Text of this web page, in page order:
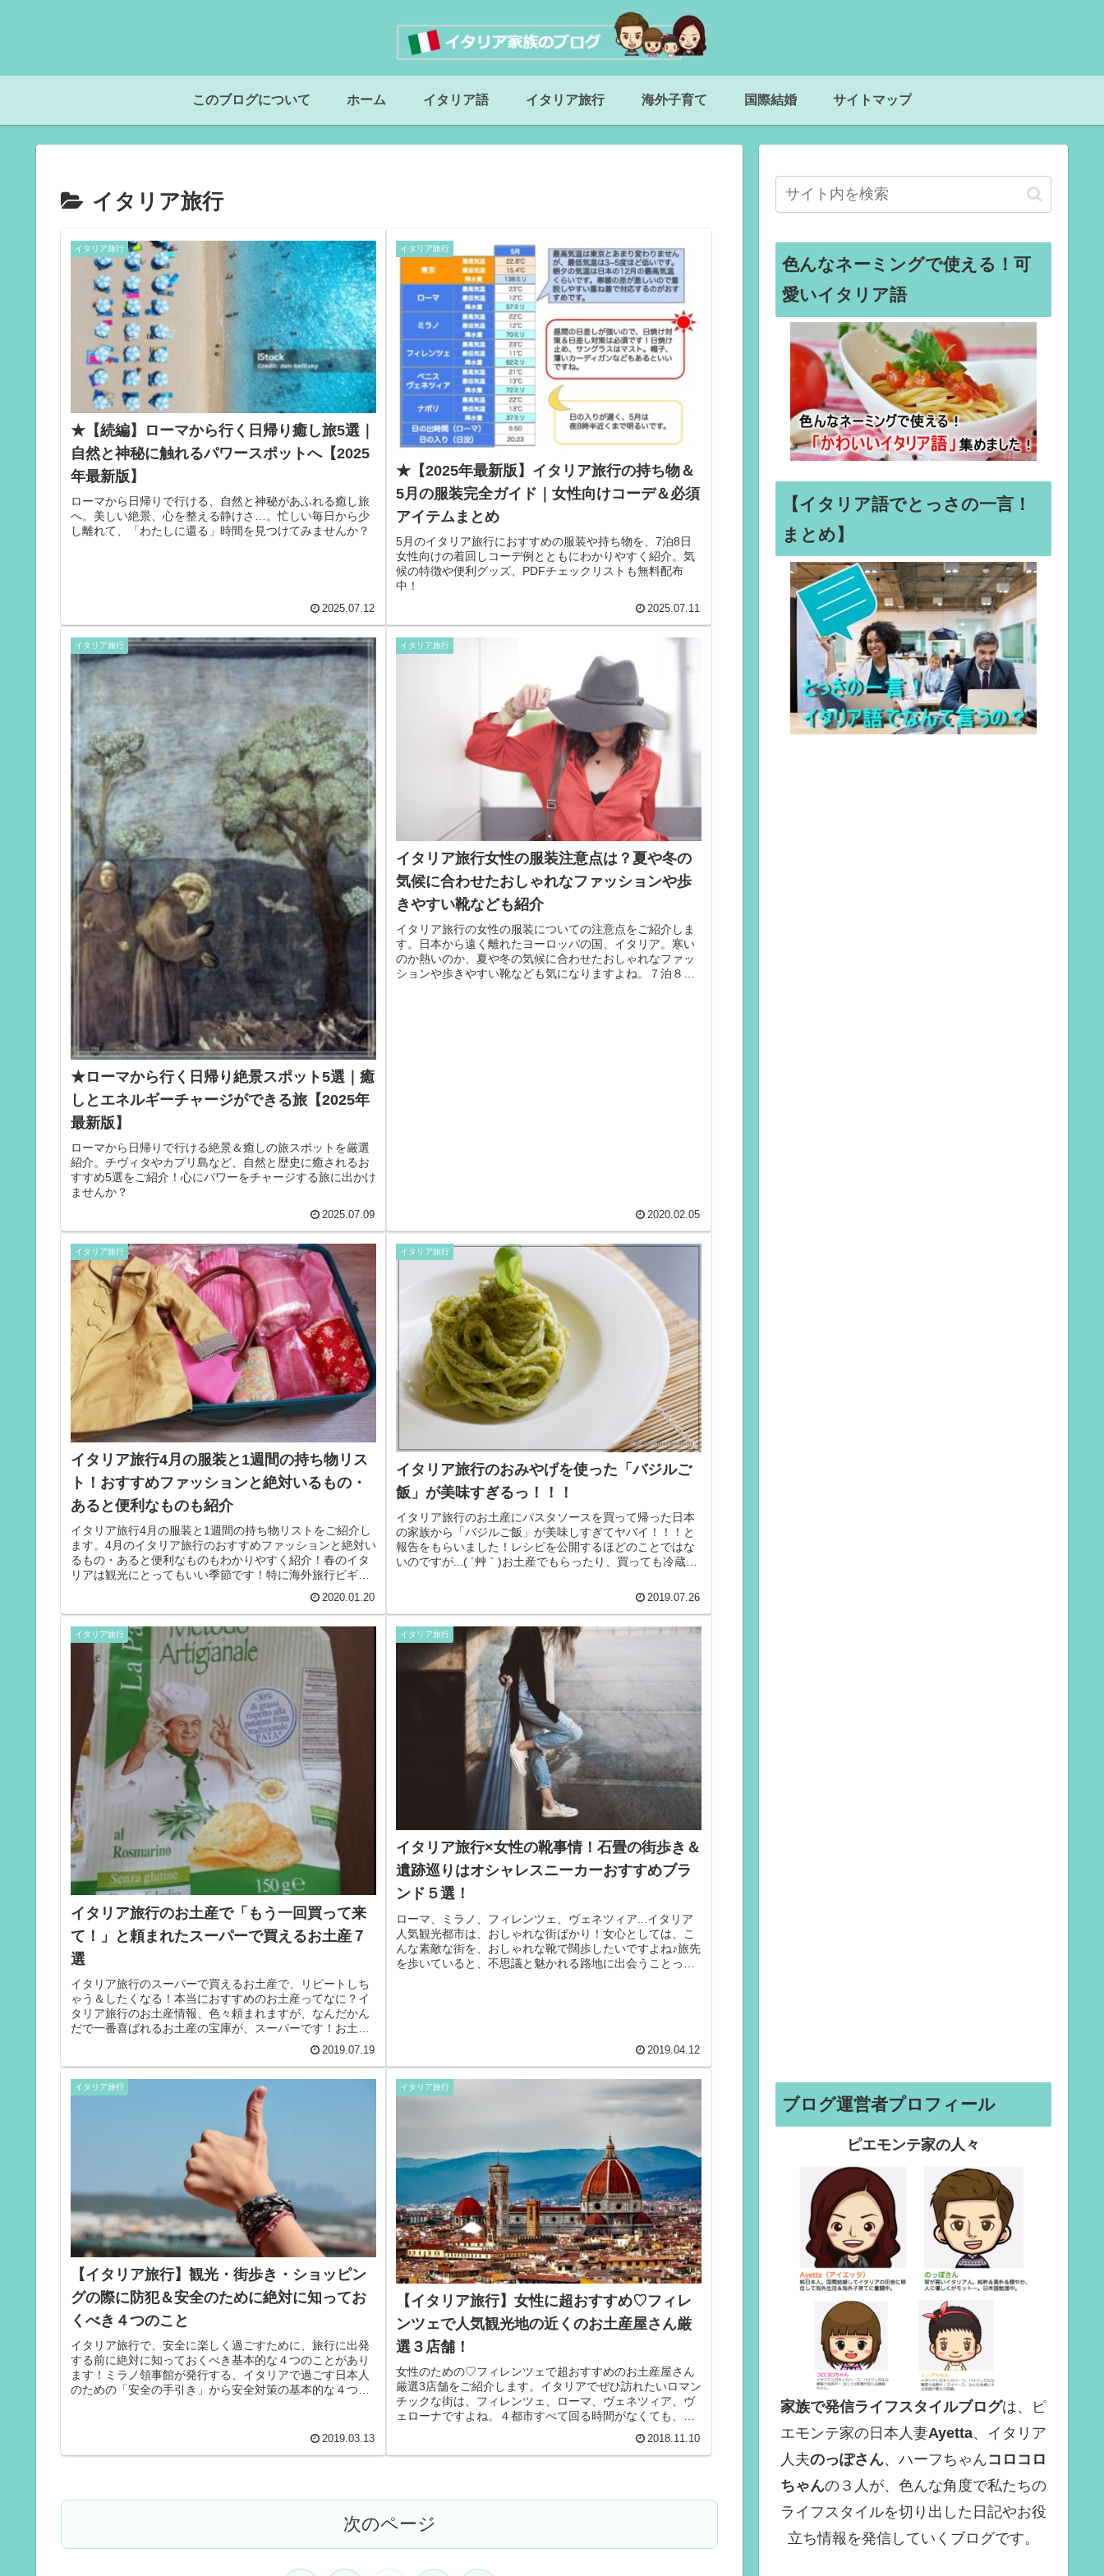
このブログについて ホーム イタリア語 イタリア旅行 海外子育て 国際結婚 サイトマップ
イタリア旅行
イタリア旅行
★【続編】ローマから行く日帰り癒し旅5選｜
自然と神秘に触れるパワースポットへ【2025
年最新版】
ローマから日帰りで行ける、自然と神秘があふれる癒し旅
へ。美しい絶景、心を整える静けさ…。忙しい毎日から少
し離れて、「わたしに還る」時間を見つけてみませんか？
2025.07.12
イタリア旅行
★【2025年最新版】イタリア旅行の持ち物＆
5月の服装完全ガイド｜女性向けコーデ＆必須
アイテムまとめ
5月のイタリア旅行におすすめの服装や持ち物を、7泊8日
女性向けの着回しコーデ例とともにわかりやすく紹介。気
候の特徴や便利グッズ、PDFチェックリストも無料配布
中！
2025.07.11
イタリア旅行
★ローマから行く日帰り絶景スポット5選｜癒
しとエネルギーチャージができる旅【2025年
最新版】
ローマから日帰りで行ける絶景＆癒しの旅スポットを厳選
紹介。チヴィタやカプリ島など、自然と歴史に癒されるお
すすめ5選をご紹介！心にパワーをチャージする旅に出かけ
ませんか？
2025.07.09
イタリア旅行
イタリア旅行女性の服装注意点は？夏や冬の
気候に合わせたおしゃれなファッションや歩
きやすい靴なども紹介
イタリア旅行の女性の服装についての注意点をご紹介しま
す。日本から遠く離れたヨーロッパの国、イタリア。寒い
のか熱いのか、夏や冬の気候に合わせたおしゃれなファッ
ションや歩きやすい靴なども気になりますよね。７泊８日
2020.02.05
イタリア旅行
イタリア旅行4月の服装と1週間の持ち物リス
ト！おすすめファッションと絶対いるもの・
あると便利なものも紹介
イタリア旅行4月の服装と1週間の持ち物リストをご紹介し
ます。4月のイタリア旅行のおすすめファッションと絶対い
るもの・あると便利なものもわかりやすく紹介！春のイタ
リアは観光にとってもいい季節です！特に海外旅行ビギナ
2020.01.20
イタリア旅行
イタリア旅行のおみやげを使った「バジルご
飯」が美味すぎるっ！！！
イタリア旅行のお土産にパスタソースを買って帰った日本
の家族から「バジルご飯」が美味しすぎてヤバイ！！！と
報告をもらいました！レシピを公開するほどのことではな
いのですが...( ´艸｀)お土産でもらったり、買っても冷蔵庫
2019.07.26
イタリア旅行
イタリア旅行のお土産で「もう一回買って来
て！」と頼まれたスーパーで買えるお土産７
選
イタリア旅行のスーパーで買えるお土産で、リピートしち
ゃう＆したくなる！本当におすすめのお土産ってなに？イ
タリア旅行のお土産情報、色々頼まれますが、なんだかん
だで一番喜ばれるお土産の宝庫が、スーパーです！お土産
2019.07.19
イタリア旅行
イタリア旅行×女性の靴事情！石畳の街歩き＆
遺跡巡りはオシャレスニーカーおすすめブラ
ンド５選！
ローマ、ミラノ、フィレンツェ、ヴェネツィア...イタリア
人気観光都市は、おしゃれな街ばかり！女心としては、こ
んな素敵な街を、おしゃれな靴で闊歩したいですよね♪旅先
を歩いていると、不思議と魅かれる路地に出会うことって
2019.04.12
イタリア旅行
【イタリア旅行】観光・街歩き・ショッピン
グの際に防犯＆安全のために絶対に知ってお
くべき４つのこと
イタリア旅行で、安全に楽しく過ごすために、旅行に出発
する前に絶対に知っておくべき基本的な４つのことがあり
ます！ミラノ領事館が発行する、イタリアで過ごす日本人
のための「安全の手引き」から安全対策の基本的な４つの
2019.03.13
イタリア旅行
【イタリア旅行】女性に超おすすめ♡フィレ
ンツェで人気観光地の近くのお土産屋さん厳
選３店舗！
女性のための♡フィレンツェで超おすすめのお土産屋さん
厳選3店舗をご紹介します。イタリアでぜひ訪れたいロマン
チックな街は、フィレンツェ、ローマ、ヴェネツィア、ヴ
ェローナですよね。４都市すべて回る時間がなくても、フ
2018.11.10
次のページ
色んなネーミングで使える！可
愛いイタリア語
【イタリア語でとっさの一言！
まとめ】
ブログ運営者プロフィール
ピエモンテ家の人々
家族で発信ライフスタイルブログは、ピ
エモンテ家の日本人妻Ayetta、イタリア
人夫のっぽさん、ハーフちゃんコロコロ
ちゃんの３人が、色んな角度で私たちの
ライフスタイルを切り出した日記やお役
立ち情報を発信していくブログです。